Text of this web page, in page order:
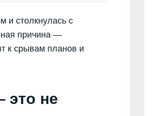
и столкнулась с
причина —
к срывам планов и
это не